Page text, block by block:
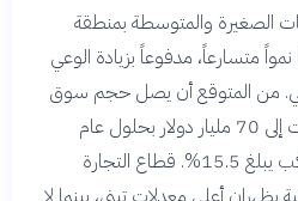
الصغيرة والمتوسطة بمنطقة
متسارعاً، مدفوعاً بزيادة الوعي
من المتوقع أن يصل حجم سوق
التحول الرقمي في هذه الشركات إلى 70 مليار دولار بحلول عام
2027، بمعدل نمو سنوي مركب يبلغ 15.5%. قطاع التجارة